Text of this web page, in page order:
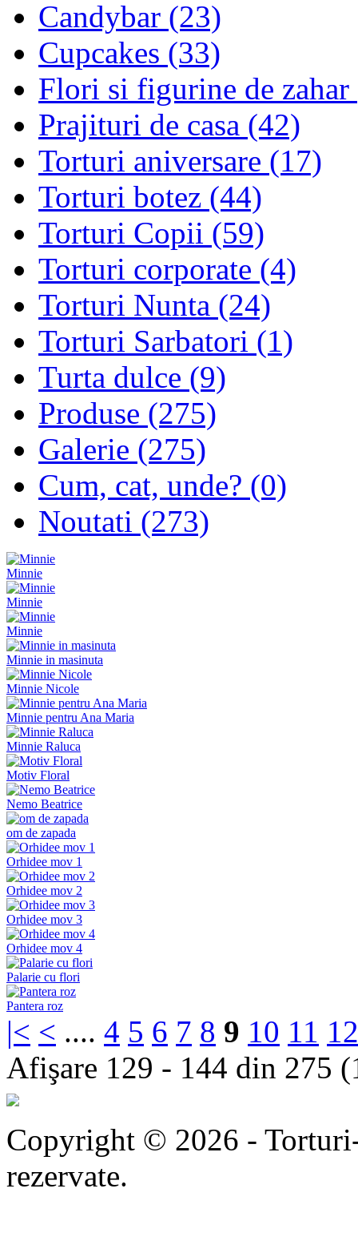
Candybar (23)
Cupcakes (33)
Flori si figurine de zahar
Prajituri de casa (42)
Torturi aniversare (17)
Torturi botez (44)
Torturi Copii (59)
Torturi corporate (4)
Torturi Nunta (24)
Torturi Sarbatori (1)
Turta dulce (9)
Produse (275)
Galerie (275)
Cum, cat, unde? (0)
Noutati (273)
Minnie
Minnie
Minnie
Minnie in masinuta
Minnie Nicole
Minnie pentru Ana Maria
Minnie Raluca
Motiv Floral
Nemo Beatrice
om de zapada
Orhidee mov 1
Orhidee mov 2
Orhidee mov 3
Orhidee mov 4
Palarie cu flori
Pantera roz
|< < .... 4 5 6 7 8 9 10 11 12
Afişare 129 - 144 din 275
Copyright © 2026 -
rezervate.